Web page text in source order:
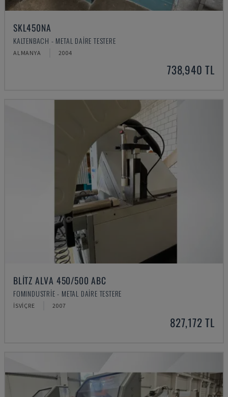
SKL450NA
KALTENBACH - METAL DAIRE TESTERE
ALMANYA 2004
738,940 TL
BLITZ ALVA 450/500 ABC
FOMINDUSTRIE - METAL DAIRE TESTERE
İSVIÇRE 2007
827,172 TL